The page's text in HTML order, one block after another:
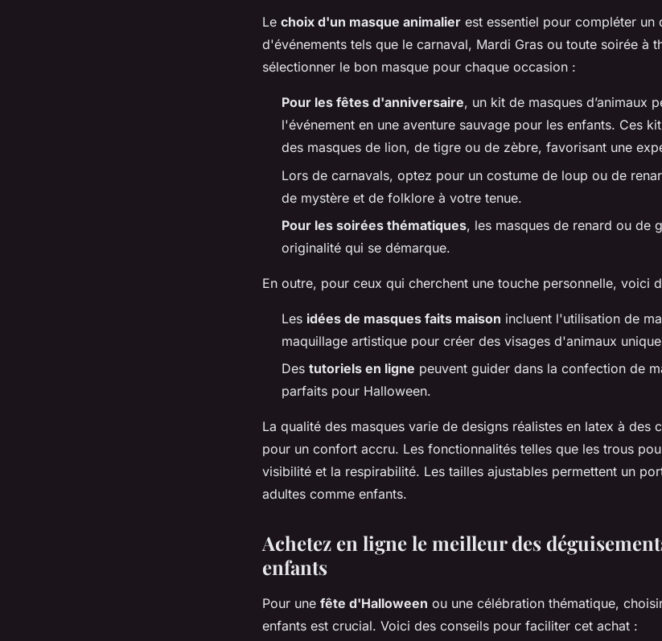
Le choix d'un masque animalier est essentiel pour compléter un
d'événements tels que le carnaval, Mardi Gras ou toute soirée à
sélectionner le bon masque pour chaque occasion :
Pour les fêtes d'anniversaire, un kit de masques d’animaux
l'événement en une aventure sauvage pour les enfants. Ces
des masques de lion, de tigre ou de zèbre, favorisant une
Lors de carnavals, optez pour un costume de loup ou de
de mystère et de folklore à votre tenue.
Pour les soirées thématiques, les masques de renard ou de
originalité qui se démarque.
En outre, pour ceux qui cherchent une touche personnelle, voici
Les idées de masques faits maison incluent l'utilisation de
maquillage artistique pour créer des visages d'animaux
Des tutoriels en ligne peuvent guider dans la confection de
parfaits pour Halloween.
La qualité des masques varie de designs réalistes en latex à des
pour un confort accru. Les fonctionnalités telles que les trous
visibilité et la respirabilité. Les tailles ajustables permettent un
adultes comme enfants.
Achetez en ligne le meilleur des
enfants
Pour une fête d'Halloween ou une célébration thématique,
enfants est crucial. Voici des conseils pour faciliter cet achat :